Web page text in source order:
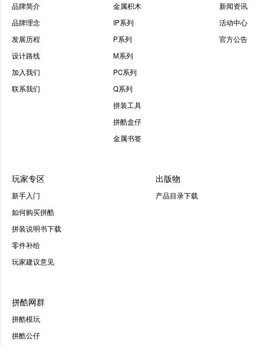
品牌简介
品牌理念
发展历程
设计路线
加入我们
联系我们
金属积木
IP系列
P系列
M系列
PC系列
Q系列
拼装工具
拼酷盒仔
金属书签
新闻资讯
活动中心
官方公告
玩家专区
新手入门
如何购买拼酷
拼装说明书下载
零件补给
玩家建议意见
出版物
产品目录下载
拼酷网群
拼酷模玩
拼酷公仔